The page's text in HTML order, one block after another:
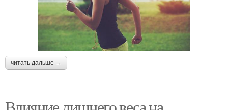
читать дальше →